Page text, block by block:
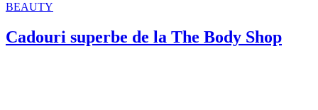
BEAUTY
Cadouri superbe de la The Body Shop